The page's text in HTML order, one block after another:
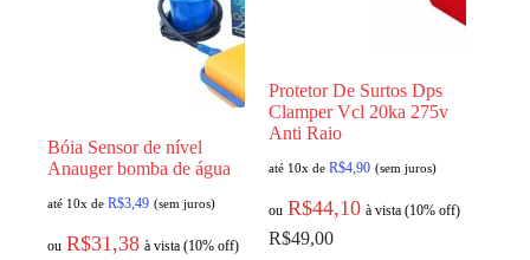
Bóia Sensor de nível
Anauger bomba de água
até 10x de R$3,49 (sem juros)
ou R$31,38 à vista (10% off)
Protetor De Surtos Dps
Clamper Vcl 20ka 275v
Anti Raio
até 10x deR$4,90 (sem juros)
ou R$44,10 à vista (10% off)
R$49,00